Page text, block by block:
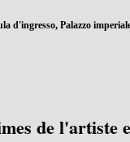
d'ingresso, Palazzo
de l'artiste